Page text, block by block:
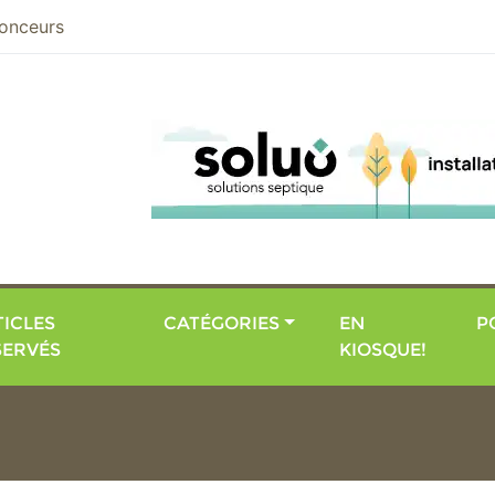
CATÉGORIES
EN
KIOSQUE!